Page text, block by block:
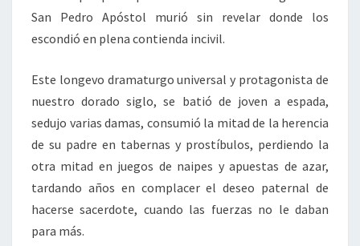
San Pedro Apóstol murió sin revelar donde los
escondió en plena contienda incivil.
Este longevo dramaturgo universal y protagonista de
nuestro dorado siglo, se batió de joven a espada,
sedujo varias damas, consumió la mitad de la herencia
de su padre en tabernas y prostíbulos, perdiendo la
otra mitad en juegos de naipes y apuestas de azar,
tardando años en complacer el deseo paternal de
hacerse sacerdote, cuando las fuerzas no le daban
para más.